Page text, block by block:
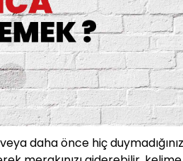
daha önce hiç duymadığınız